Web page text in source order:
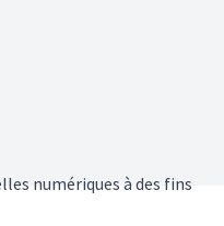
numériques à des fins